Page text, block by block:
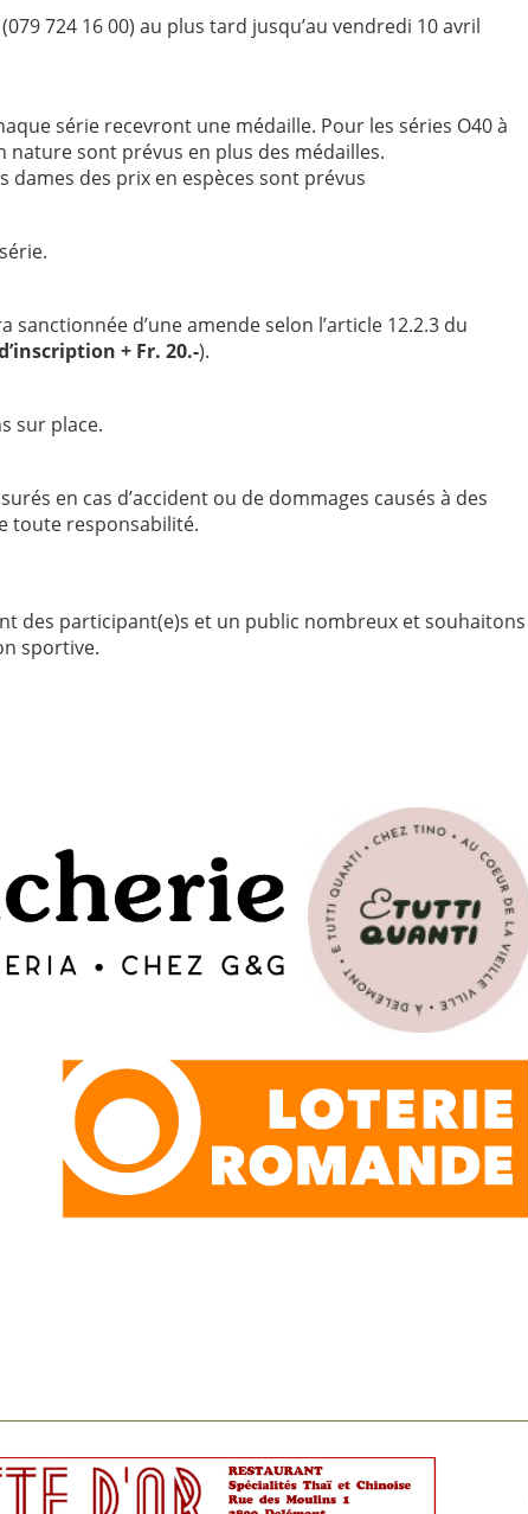
724 16 00) au plus tard jusqu’au vendredi 10 avril
série recevront une médaille. Pour les séries O40 à
nature sont prévus en plus des médailles.
dames des prix en espèces sont prévus
sanctionnée d’une amende selon l’article 12.2.3 du
+ Fr. 20.-).
sur place.
en cas d’accident ou de dommages causés à des
toute responsabilité.
des participant(e)s et un public nombreux et souhaitons
sportive.